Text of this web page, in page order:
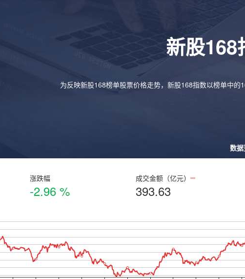
新股168
为反映新股168榜单股票价格走势，新股168指数以榜单中的
数
涨跌幅
-2.96 %
成交金额（亿元）
393.63